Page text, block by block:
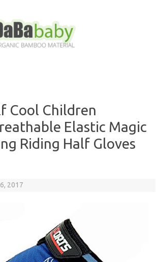
Cool Children
Elastic Magic
Riding Half Gloves
2017